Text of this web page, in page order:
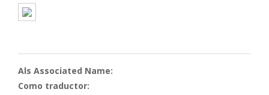
Als Associated Name:
Como traductor: